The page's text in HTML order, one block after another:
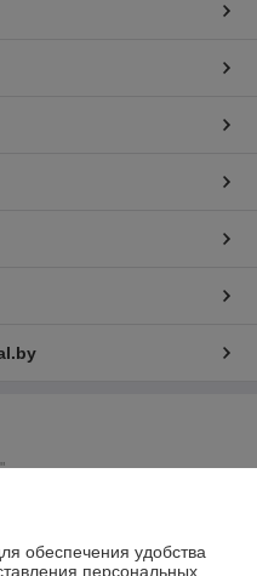
обеспечения удобства
персональных